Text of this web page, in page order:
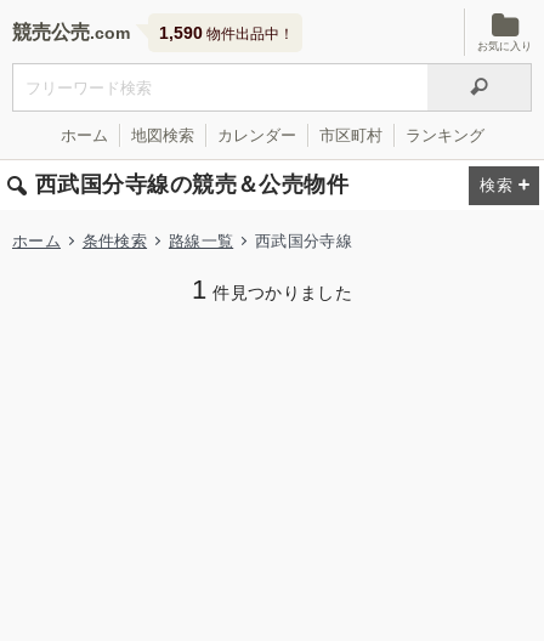
競売公売 1,590 物件出品中！
お気に入り
ホーム 地図検索 カレンダー 市区町村 ランキング
西武国分寺線の競売＆公売物件
ホーム 条件検索 路線一覧 西武国分寺線
1 件見つかりました